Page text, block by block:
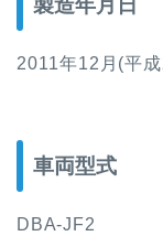
製造年月日
2011年12月(平
車両型式
DBA-JF2